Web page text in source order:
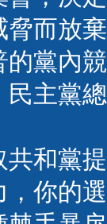
脅而放
的黨內
民主黨
共和黨
，你的